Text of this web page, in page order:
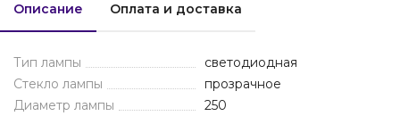
Описание Оплата и доставка
Тип лампы
светодиодная
Стекло лампы
прозрачное
Диаметр лампы
250